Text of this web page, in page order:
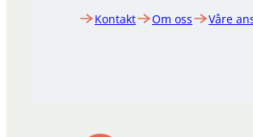
Kontakt Om oss Våre